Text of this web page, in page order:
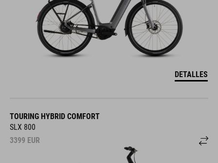
DETALLES
TOURING HYBRID COMFORT
SLX 800
3399 EUR